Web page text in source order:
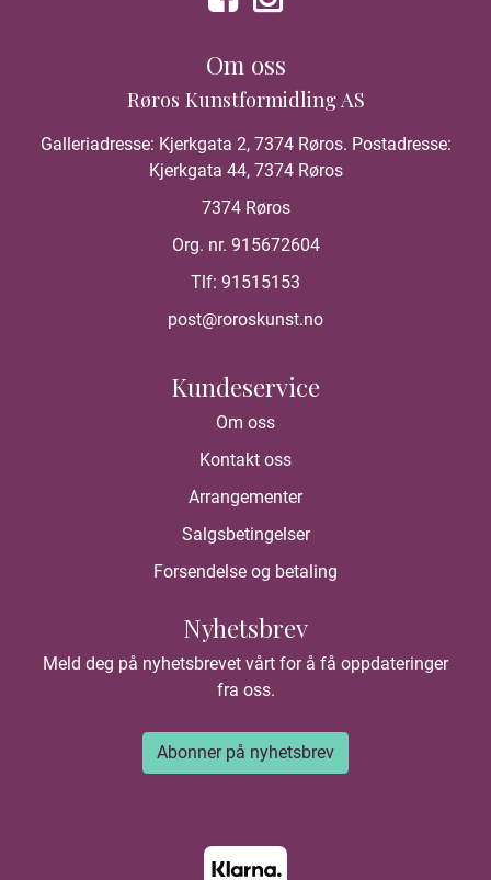
Om oss
Røros Kunstformidling AS
Galleriadresse: Kjerkgata 2, 7374 Røros. Postadresse:
Kjerkgata 44, 7374 Røros
7374 Røros
Org. nr. 915672604
Tlf: 91515153
post@roroskunst.no
Kundeservice
Om oss
Kontakt oss
Arrangementer
Salgsbetingelser
Forsendelse og betaling
Nyhetsbrev
Meld deg på nyhetsbrevet vårt for å få oppdateringer
fra oss.
Abonner på nyhetsbrev